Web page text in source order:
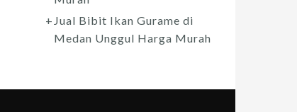
Jual Bibit Ikan Gurame di
Medan Unggul Harga Murah